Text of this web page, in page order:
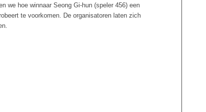
we hoe winnaar Seong Gi-hun (speler 456) een
te voorkomen. De organisatoren laten zich